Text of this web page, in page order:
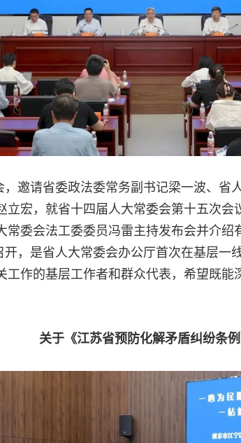
邀请省委政法委常务副书记梁一波、省
宏，就省十四届人大常委会第十五次
委会法工委委员冯雷主持发布会并介绍
，是省人大常委会办公厅首次在基层一
作的基层工作者和群众代表，希望既
关于《江苏省预防化解矛盾纠纷条例